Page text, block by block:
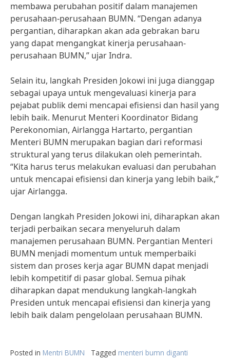
membawa perubahan positif dalam manajemen
perusahaan-perusahaan BUMN. “Dengan adanya
pergantian, diharapkan akan ada gebrakan baru
yang dapat mengangkat kinerja perusahaan-
perusahaan BUMN,” ujar Indra.
Selain itu, langkah Presiden Jokowi ini juga dianggap
sebagai upaya untuk mengevaluasi kinerja para
pejabat publik demi mencapai efisiensi dan hasil yang
lebih baik. Menurut Menteri Koordinator Bidang
Perekonomian, Airlangga Hartarto, pergantian
Menteri BUMN merupakan bagian dari reformasi
struktural yang terus dilakukan oleh pemerintah.
“Kita harus terus melakukan evaluasi dan perubahan
untuk mencapai efisiensi dan kinerja yang lebih baik,”
ujar Airlangga.
Dengan langkah Presiden Jokowi ini, diharapkan akan
terjadi perbaikan secara menyeluruh dalam
manajemen perusahaan BUMN. Pergantian Menteri
BUMN menjadi momentum untuk memperbaiki
sistem dan proses kerja agar BUMN dapat menjadi
lebih kompetitif di pasar global. Semua pihak
diharapkan dapat mendukung langkah-langkah
Presiden untuk mencapai efisiensi dan kinerja yang
lebih baik dalam pengelolaan perusahaan BUMN.
Posted in Mentri BUMN Tagged menteri bumn diganti